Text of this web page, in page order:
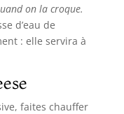
on la croque.
d’eau de
: elle servira à
faites chauffer